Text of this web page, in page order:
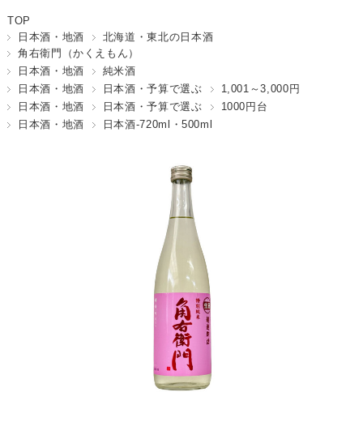
TOP
日本酒・地酒
北海道・東北の日本酒
角右衛門（かくえもん）
日本酒・地酒
純米酒
日本酒・地酒
日本酒・予算で選ぶ
1,001～3,000円
日本酒・地酒
日本酒・予算で選ぶ
1000円台
日本酒・地酒
日本酒-720ml・500ml